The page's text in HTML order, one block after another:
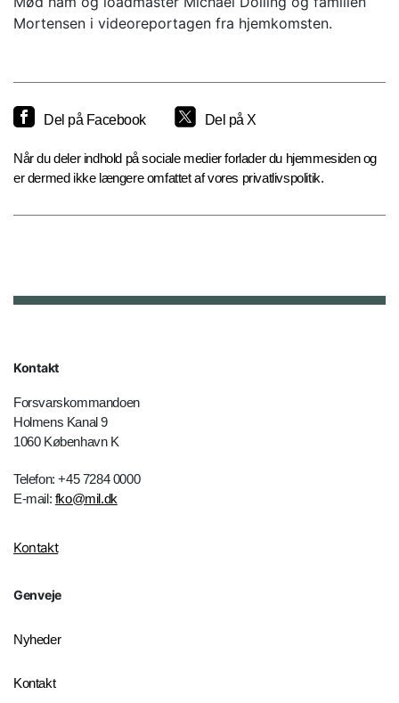
Mortensen i videoreportagen fra hjemkomsten.
Del på Facebook Del på X
Når du deler indhold på sociale medier forlader du hjemmesiden og
er dermed ikke længere omfattet af vores privatlivspolitik.
Kontakt
Forsvarskommandoen
Holmens Kanal 9
1060 København K
Telefon: +45 7284 0000
E-mail: fko@mil.dk
Kontakt
Genveje
Nyheder
Kontakt